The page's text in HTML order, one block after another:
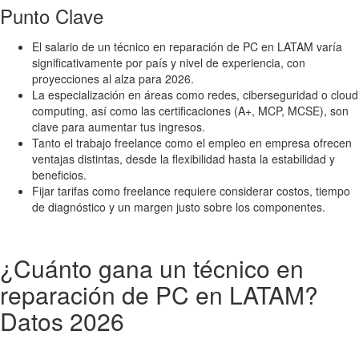
Punto Clave
El salario de un técnico en reparación de PC en LATAM varía
significativamente por país y nivel de experiencia, con
proyecciones al alza para 2026.
La especialización en áreas como redes, ciberseguridad o cloud
computing, así como las certificaciones (A+, MCP, MCSE), son
clave para aumentar tus ingresos.
Tanto el trabajo freelance como el empleo en empresa ofrecen
ventajas distintas, desde la flexibilidad hasta la estabilidad y
beneficios.
Fijar tarifas como freelance requiere considerar costos, tiempo
de diagnóstico y un margen justo sobre los componentes.
¿Cuánto gana un técnico en
reparación de PC en LATAM?
Datos 2026